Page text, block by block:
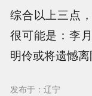
综合以上三点
很可能是：李
明伶或将遗憾离
发布于：辽宁